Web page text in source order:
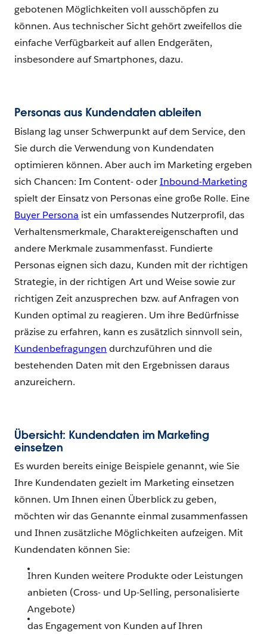
gebotenen Möglichkeiten voll ausschöpfen zu
können. Aus technischer Sicht gehört zweifellos die
einfache Verfügbarkeit auf allen Endgeräten,
insbesondere auf Smartphones, dazu.
Personas aus Kundendaten ableiten
Bislang lag unser Schwerpunkt auf dem Service, den
Sie durch die Verwendung von Kundendaten
optimieren können. Aber auch im Marketing ergeben
sich Chancen: Im Content- oderInbound-Marketing
spielt der Einsatz von Personas eine große Rolle. Eine
Buyer Persona ist ein umfassendes Nutzerprofil, das
Verhaltensmerkmale, Charaktereigenschaften und
andere Merkmale zusammenfasst. Fundierte
Personas eignen sich dazu, Kunden mit der richtigen
Strategie, in der richtigen Art und Weise sowie zur
richtigen Zeit anzusprechen bzw. auf Anfragen von
Kunden optimal zu reagieren. Um ihre Bedürfnisse
präzise zu erfahren, kann es zusätzlich sinnvoll sein,
Kundenbefragungen durchzuführen und die
bestehenden Daten mit den Ergebnissen daraus
anzureichern.
Übersicht: Kundendaten im Marketing
einsetzen
Es wurden bereits einige Beispiele genannt, wie Sie
Ihre Kundendaten gezielt im Marketing einsetzen
können. Um Ihnen einen Überblick zu geben,
möchten wir das Genannte einmal zusammenfassen
und Ihnen zusätzliche Möglichkeiten aufzeigen. Mit
Kundendaten können Sie:
Ihren Kunden weitere Produkte oder Leistungen
anbieten (Cross- und Up-Selling, personalisierte
Angebote)
das Engagement von Kunden auf Ihren